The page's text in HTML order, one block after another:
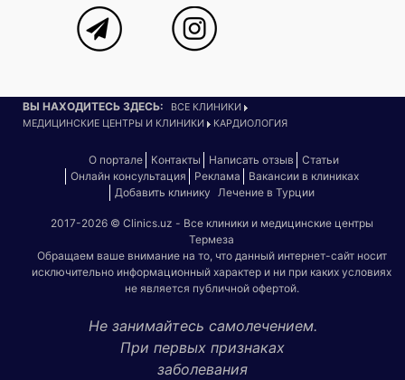
ВЫ НАХОДИТЕСЬ ЗДЕСЬ:
ВСЕ КЛИНИКИ
МЕДИЦИНСКИЕ ЦЕНТРЫ И КЛИНИКИ
КАРДИОЛОГИЯ
О портале Контакты Написать отзыв
Статьи
Онлайн консультация
Реклама
Вакансии в клиниках
Добавить клинику Лечение в Турции
2017-2026 © Clinics.uz - Все клиники и медицинские центры
Термеза
Обращаем ваше внимание на то, что данный интернет-сайт носит
исключительно информационный характер и ни при каких условиях
не является публичной офертой.
Не занимайтесь самолечением.
При первых признаках
заболевания